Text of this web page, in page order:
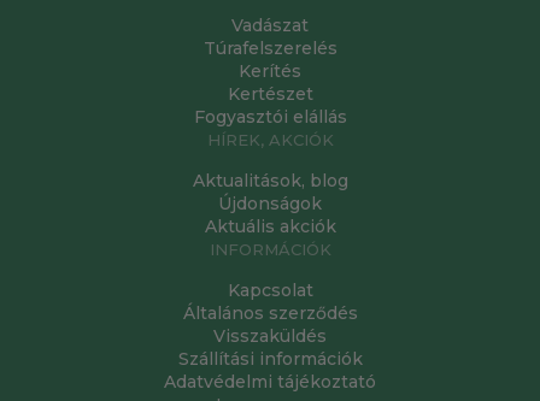
Vadászat
Túrafelszerelés
Kerítés
Kertészet
Fogyasztói elállás
HÍREK, AKCIÓK
Aktualitások, blog
Újdonságok
Aktuális akciók
INFORMÁCIÓK
Kapcsolat
Általános szerződés
Visszaküldés
Szállítási információk
Adatvédelmi tájékoztató